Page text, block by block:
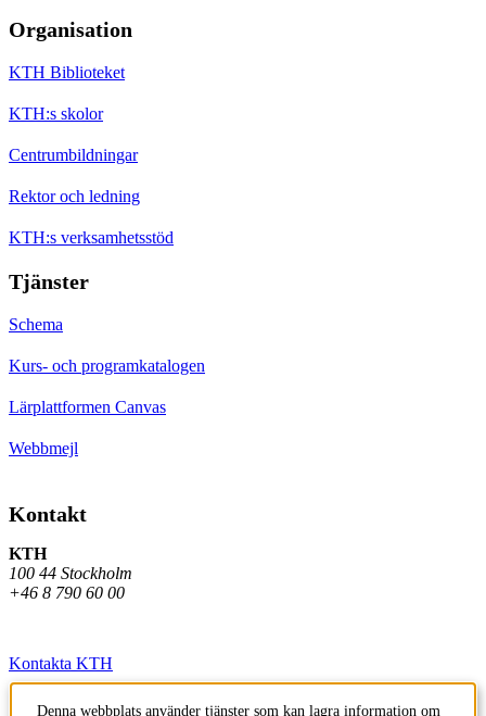
Organisation
KTH Biblioteket
KTH:s skolor
Centrumbildningar
Rektor och ledning
KTH:s verksamhetsstöd
Tjänster
Schema
Kurs- och programkatalogen
Lärplattformen Canvas
Webbmejl
Kontakt
KTH
100 44 Stockholm
+46 8 790 60 00
Kontakta KTH
Jobba på KTH
Denna webbplats använder tjänster som kan lagra information om